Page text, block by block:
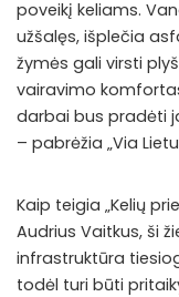
poveikį keliams.
užšalęs, išplečia
žymės gali virsti
vairavimo
darbai bus pradėti
– pabrėžia „Via
Kaip teigia „Kelių
Audrius Vaitkus, ši
infrastruktūra
todėl turi būti